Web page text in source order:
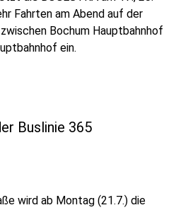
Fahrten am Abend auf der
Bochum Hauptbahnhof
ein.
Buslinie 365
wird ab Montag (21.7.) die